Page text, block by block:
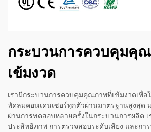
กระบวนการควบคุมคุ
เข้มงวด
เรามีกระบวนการควบคุมคุณภาพที่เข้มงวดเพื่อ
พัดลมคอนเดนเซอร์ทุกตัวผ่านมาตรฐานสูงสุด
ผ่านการทดสอบหลายครั้งในกระบวนการผลิต
ประสิทธิภาพ การตรวจสอบระดับเสียง และก